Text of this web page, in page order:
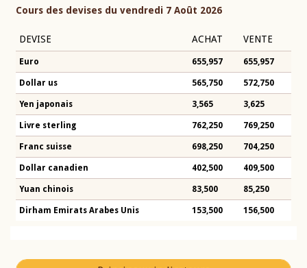
Cours des devises du vendredi 7 Août 2026
DEVISE ACHAT VENTE
Euro 655,957 655,957
Dollar us 565,750 572,750
Yen japonais 3,565 3,625
Livre sterling 762,250 769,250
Franc suisse 698,250 704,250
Dollar canadien 402,500 409,500
Yuan chinois 83,500 85,250
Dirham Emirats Arabes Unis 153,500 156,500